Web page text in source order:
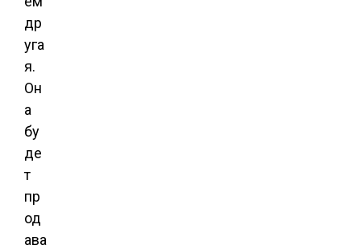
др
уга
я.
Он
а
бу
де
т
пр
од
ава